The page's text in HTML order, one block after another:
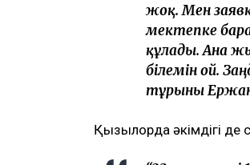
жоқ. Мен
мектепке
құлады. Ана
білемін ғой.
тұрғыны
Қызылорда әкімдігі де